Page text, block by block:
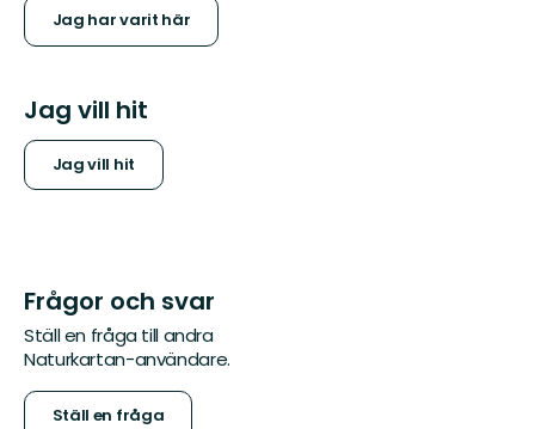
Jag har varit här
Jag vill hit
Jag vill hit
Frågor och svar
Ställ en fråga till andra
Naturkartan-användare.
Ställ en fråga